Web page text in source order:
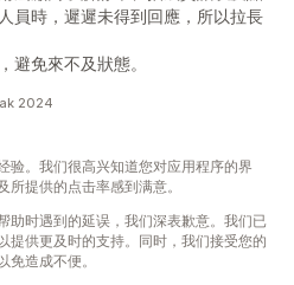
員時，遲遲未得到回應，所以拉長
避免來不及狀態。
2024
验。我们很高兴知道您对应用程序的界
提供的点击率感到满意。
助时遇到的延误，我们深表歉意。我们已
提供更及时的支持。同时，我们接受您的
造成不便。